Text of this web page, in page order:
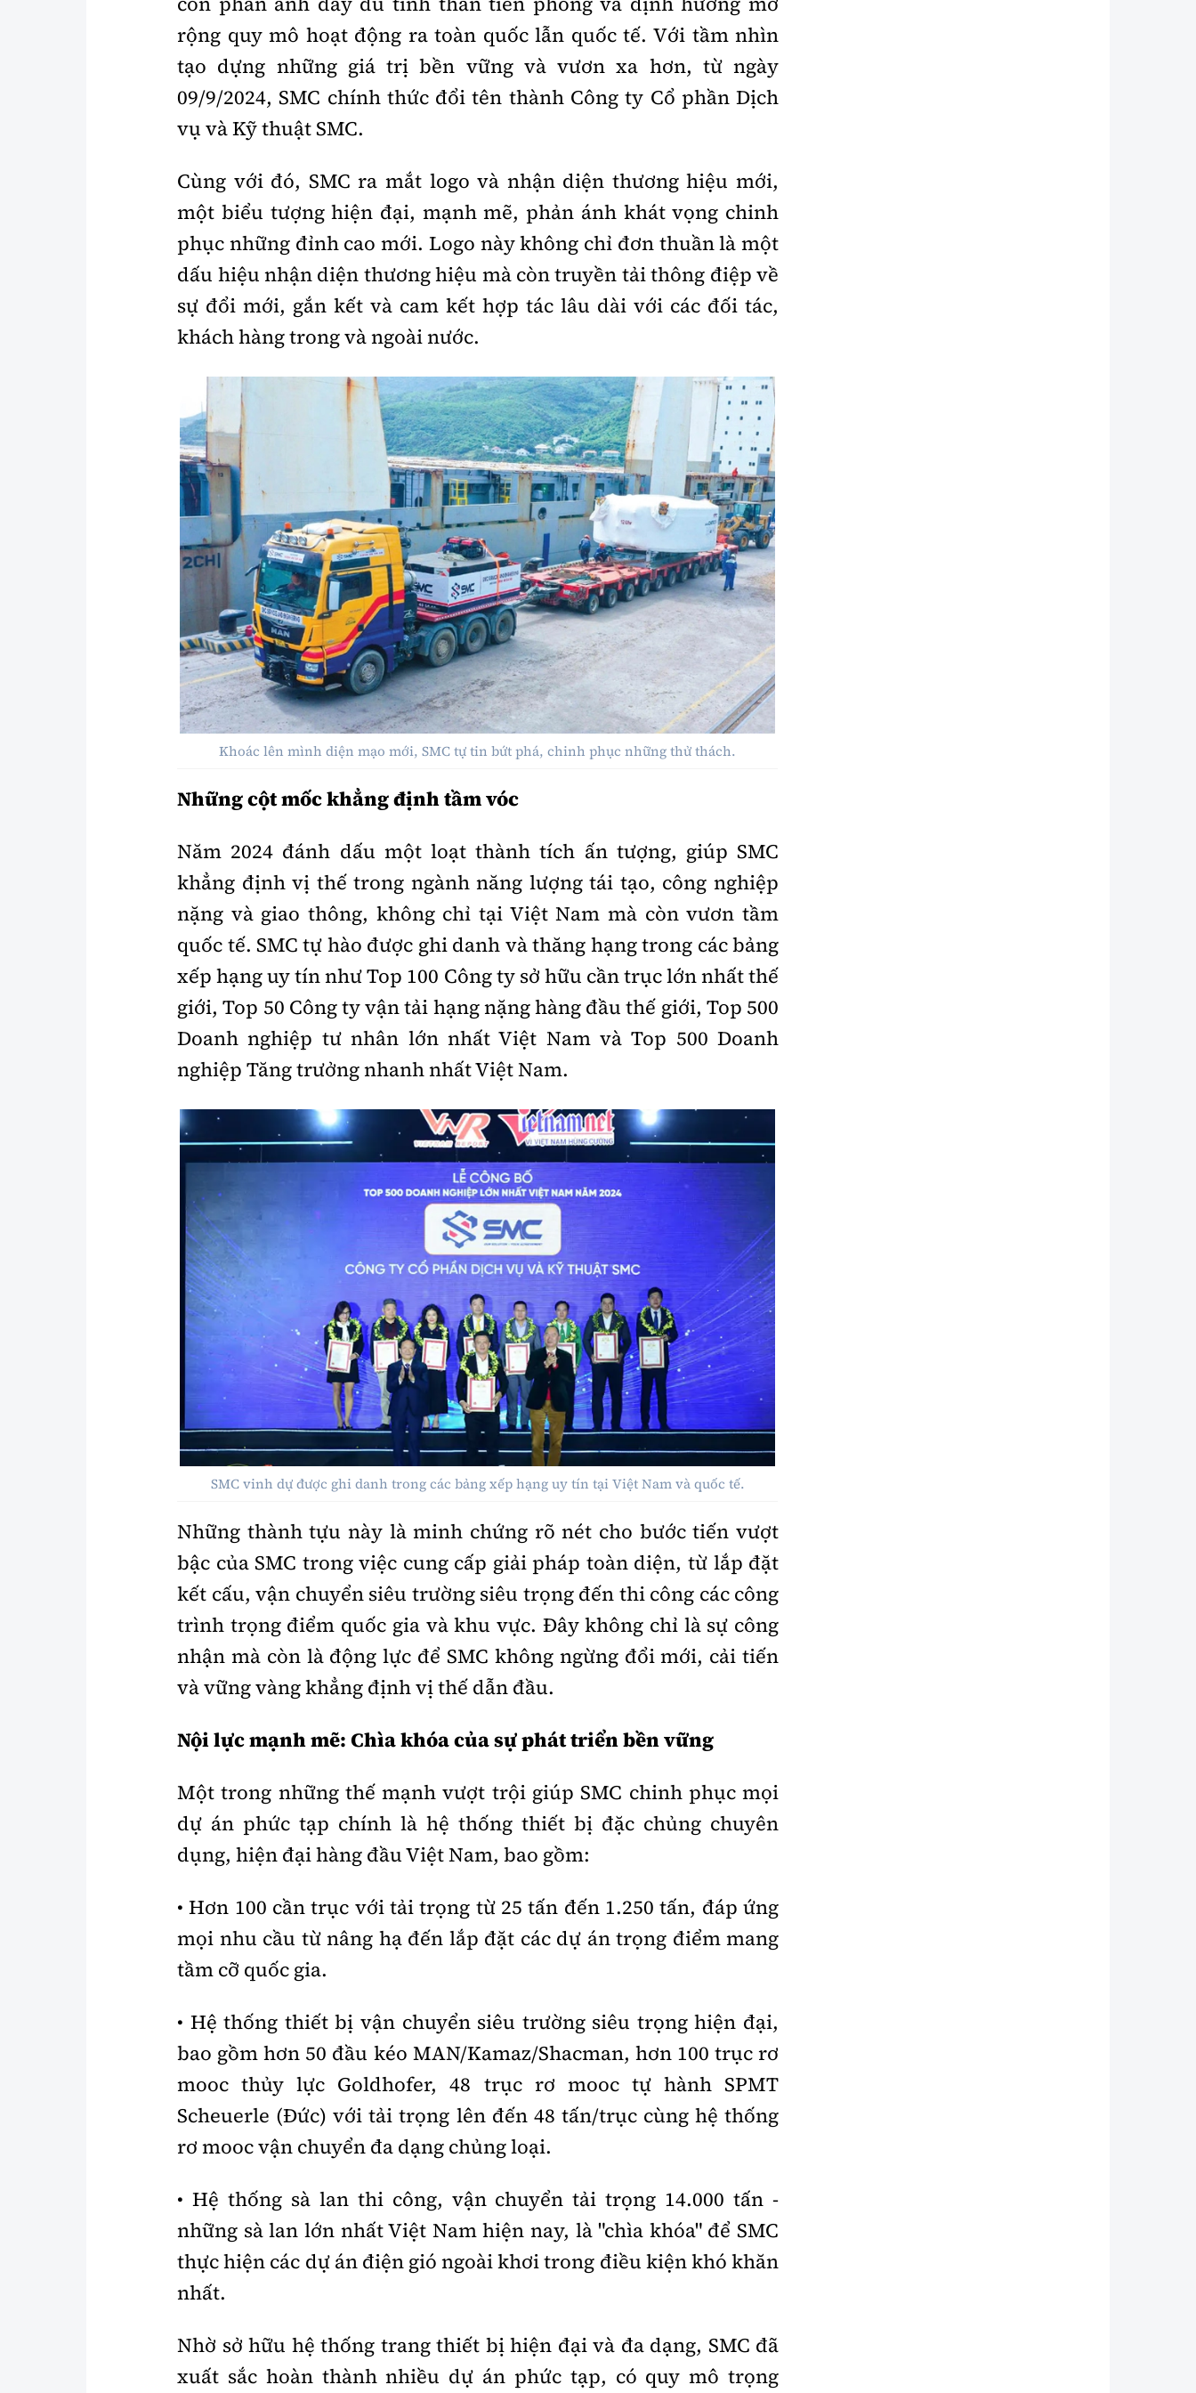
Lao động - Công đoàn
Showbiz
Điện ảnh
Âm nhạc
Bình luận
Hậu trường sao
360 độ thể thao
Sản phẩm mới
AI
Tư vấn
Hồ sơ tài liệu
Thế giới giao thông
Thế giới xây dựng
Đi ++
Khám phá
Lối sống
Ẩm thực
Khám phá
Camera giao thông
Câu chuyện giao thông
rộng quy mô hoạt động ra toàn quốc lẫn quốc tế. Với tầm nhìn
tạo dựng những giá trị bền vững và vươn xa hơn, từ ngày
09/9/2024, SMC chính thức đổi tên thành Công ty Cổ phần Dịch
vụ và Kỹ thuật SMC.
Cùng với đó, SMC ra mắt logo và nhận diện thương hiệu mới,
một biểu tượng hiện đại, mạnh mẽ, phản ánh khát vọng chinh
phục những đỉnh cao mới. Logo này không chỉ đơn thuần là một
dấu hiệu nhận diện thương hiệu mà còn truyền tải thông điệp về
sự đổi mới, gắn kết và cam kết hợp tác lâu dài với các đối tác,
khách hàng trong và ngoài nước.
Khoác lên mình diện mạo mới, SMC tự tin bứt phá, chinh phục những thử thách.
Những cột mốc khẳng định tầm vóc
Năm 2024 đánh dấu một loạt thành tích ấn tượng, giúp SMC
khẳng định vị thế trong ngành năng lượng tái tạo, công nghiệp
nặng và giao thông, không chỉ tại Việt Nam mà còn vươn tầm
quốc tế. SMC tự hào được ghi danh và thăng hạng trong các bảng
xếp hạng uy tín như Top 100 Công ty sở hữu cần trục lớn nhất thế
giới, Top 50 Công ty vận tải hạng nặng hàng đầu thế giới, Top 500
Doanh nghiệp tư nhân lớn nhất Việt Nam và Top 500 Doanh
nghiệp Tăng trưởng nhanh nhất Việt Nam.
SMC vinh dự được ghi danh trong các bảng xếp hạng uy tín tại Việt Nam và quốc tế.
Những thành tựu này là minh chứng rõ nét cho bước tiến vượt
bậc của SMC trong việc cung cấp giải pháp toàn diện, từ lắp đặt
kết cấu, vận chuyển siêu trường siêu trọng đến thi công các công
trình trọng điểm quốc gia và khu vực. Đây không chỉ là sự công
nhận mà còn là động lực để SMC không ngừng đổi mới, cải tiến
và vững vàng khẳng định vị thế dẫn đầu.
Nội lực mạnh mẽ: Chìa khóa của sự phát triển bền vững
Một trong những thế mạnh vượt trội giúp SMC chinh phục mọi
dự án phức tạp chính là hệ thống thiết bị đặc chủng chuyên
dụng, hiện đại hàng đầu Việt Nam, bao gồm:
• Hơn 100 cần trục với tải trọng từ 25 tấn đến 1.250 tấn, đáp ứng
mọi nhu cầu từ nâng hạ đến lắp đặt các dự án trọng điểm mang
tầm cỡ quốc gia.
• Hệ thống thiết bị vận chuyển siêu trường siêu trọng hiện đại,
bao gồm hơn 50 đầu kéo MAN/Kamaz/Shacman, hơn 100 trục rơ
mooc thủy lực Goldhofer, 48 trục rơ mooc tự hành SPMT
Scheuerle (Đức) với tải trọng lên đến 48 tấn/trục cùng hệ thống
rơ mooc vận chuyển đa dạng chủng loại.
• Hệ thống sà lan thi công, vận chuyển tải trọng 14.000 tấn -
những sà lan lớn nhất Việt Nam hiện nay, là "chìa khóa" để SMC
thực hiện các dự án điện gió ngoài khơi trong điều kiện khó khăn
nhất.
Nhờ sở hữu hệ thống trang thiết bị hiện đại và đa dạng, SMC đã
xuất sắc hoàn thành nhiều dự án phức tạp, có quy mô trọng